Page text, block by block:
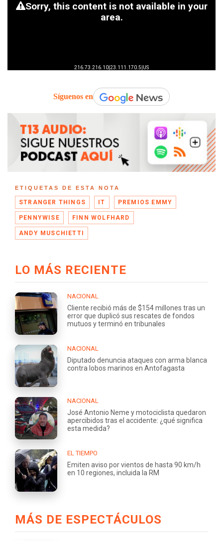
Síguenos en
ETIQUETAS DE ESTA NOTA
STRANGER THINGS IT PREMIOS EMMY
PENNYWISE FINN WOLFHARD
ANDY MUSCHIETTI
LO MÁS RECIENTE
NACIONAL
Cliente recibió más de $154 millones tras un
error que duplicó sus rescates de fondos
mutuos y terminó en tribunales
NACIONAL
Diputado denuncia ataques con arma blanca
contra lobos marinos en Antofagasta
NACIONAL
José Antonio Neme y motociclista quedaron
apercibidos tras el accidente: ¿qué significa
esta medida?
EL TIEMPO
Emiten aviso por vientos de hasta 90 km/h
en 10 regiones, incluida la RM
MÁS DE ESPECTÁCULOS